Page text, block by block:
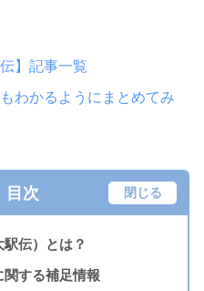
】記事一覧
わかるようにまとめてみ
目次 閉じる
伝）とは？
する補足情報